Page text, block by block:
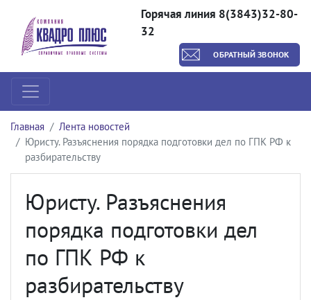
Горячая линия 8(3843)32-80-
32
ОБРАТНЫЙ ЗВОНОК
Главная
Лента новостей
Юристу. Разъяснения порядка подготовки дел по ГПК РФ к
разбирательству
Юристу. Разъяснения
порядка подготовки дел
по ГПК РФ к
разбирательству